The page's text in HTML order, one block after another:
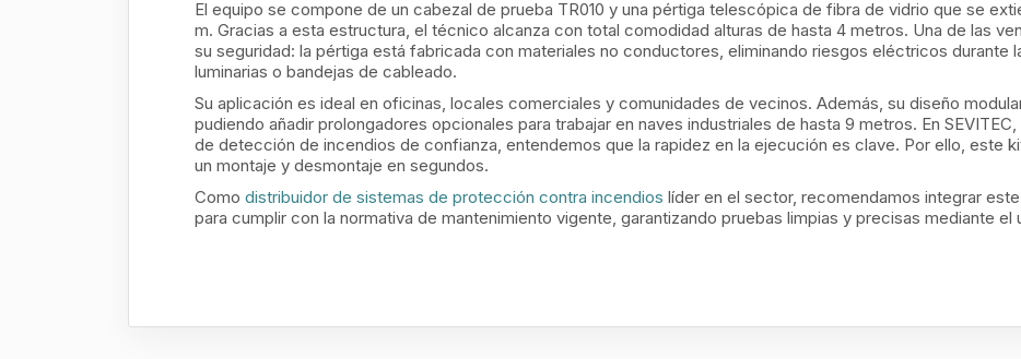
El equipo se compone de un cabezal de prueba TR010 y una pértiga telescópica de fibra de vidrio que se
m. Gracias a esta estructura, el técnico alcanza con total comodidad alturas de hasta 4 metros. Una de las
su seguridad: la pértiga está fabricada con materiales no conductores, eliminando riesgos eléctricos durante
luminarias o bandejas de cableado.
Su aplicación es ideal en oficinas, locales comerciales y comunidades de vecinos. Además, su diseño
pudiendo añadir prolongadores opcionales para trabajar en naves industriales de hasta 9 metros. En
de detección de incendios de confianza, entendemos que la rapidez en la ejecución es clave. Por ello, este
un montaje y desmontaje en segundos.
Como distribuidor de sistemas de protección contra incendios líder en el sector, recomendamos integrar
para cumplir con la normativa de mantenimiento vigente, garantizando pruebas limpias y precisas mediante